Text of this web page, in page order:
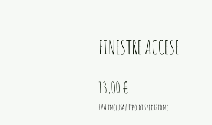
FINESTRE ACCESE
13,00 €
IVA inclusa|Tipo di spedizione